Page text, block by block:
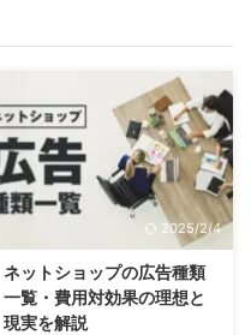
2025/2/4
ネットショップの広告種類
一覧・費用対効果の理想と
現実を解説